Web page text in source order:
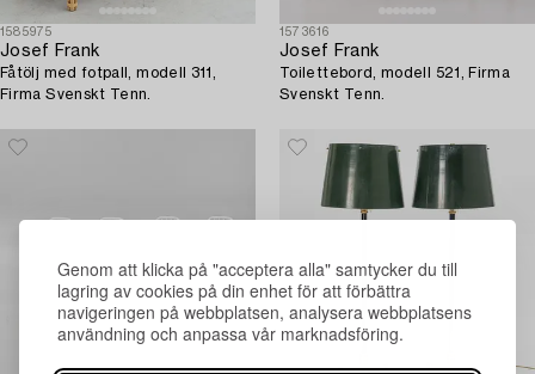
Genom att klicka på "acceptera alla" samtycker du till
lagring av cookies på din enhet för att förbättra
navigeringen på webbplatsen, analysera webbplatsens
användning och anpassa vår marknadsföring.
1585975
Josef Frank
Fåtölj med fotpall, modell 311,
Firma Svenskt Tenn.
1573616
Josef Frank
Toilettebord, modell 521, Firma
Svenskt Tenn.